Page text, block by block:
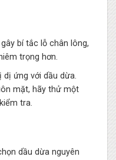
bí tắc lỗ chân lông,
trọng hơn.
dị ứng với dầu dừa.
mặt, hãy thử một
tra.
dầu dừa nguyên